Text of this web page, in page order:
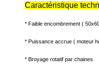
Caractéristique
* Faible encombrement (
* Puissance accrue ( moteur
* Broyage rotatif par chaines